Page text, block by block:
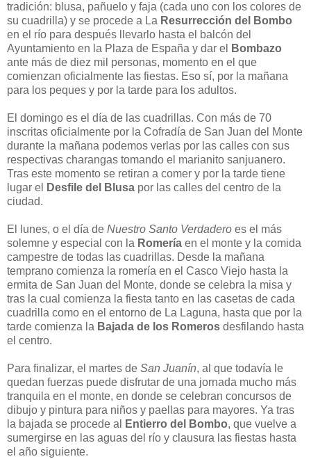
tradición: blusa, pañuelo y faja (cada uno con los colores de
su cuadrilla) y se procede a La Resurrección del Bombo
en el río para después llevarlo hasta el balcón del
Ayuntamiento en la Plaza de España y dar el
Bombazo
ante más de diez mil personas, momento en el que
comienzan oficialmente las fiestas. Eso sí, por la mañana
para los peques y por la tarde para los adultos.
El domingo es el día de las cuadrillas. Con más de 70
inscritas oficialmente por la Cofradía de San Juan del Monte
durante la mañana podemos verlas por las calles con sus
respectivas charangas tomando el marianito sanjuanero.
Tras este momento se retiran a comer y por la tarde tiene
lugar el
Desfile del Blusa por las calles del centro de la
ciudad.
El lunes, o el día de Nuestro Santo Verdadero es el más
solemne y especial con la Romería en el monte y la comida
campestre de todas las cuadrillas. Desde la mañana
temprano comienza la romería en el Casco Viejo hasta la
ermita de San Juan del Monte, donde se celebra la misa y
tras la cual comienza la fiesta tanto en las casetas de cada
cuadrilla como en el entorno de La Laguna, hasta que por la
tarde comienza la Bajada de los Romeros desfilando hasta
el centro.
Para finalizar, el martes de San Juanín, al que todavía le
quedan fuerzas puede disfrutar de una jornada mucho más
tranquila en el monte, en donde se celebran concursos de
dibujo y pintura para niños y paellas para mayores. Ya tras
la bajada se procede al
Entierro del Bombo, que vuelve a
sumergirse en las aguas del río y clausura las fiestas hasta
el año siguiente.